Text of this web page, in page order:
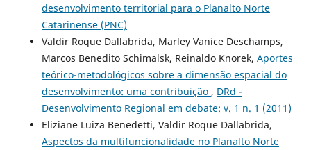
desenvolvimento territorial para o Planalto Norte
Catarinense (PNC)
Valdir Roque Dallabrida, Marley Vanice Deschamps,
Marcos Benedito Schimalsk, Reinaldo Knorek, Aportes
teórico-metodológicos sobre a dimensão espacial do
desenvolvimento: uma contribuição , DRd -
Desenvolvimento Regional em debate: v. 1 n. 1 (2011)
Eliziane Luiza Benedetti, Valdir Roque Dallabrida,
Aspectos da multifuncionalidade no Planalto Norte